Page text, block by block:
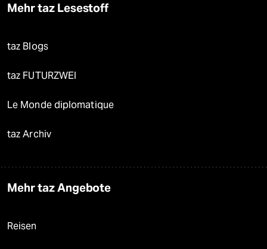
Mehr taz Lesestoff
taz Blogs
taz FUTURZWEI
Le Monde diplomatique
taz Archiv
Mehr taz Angebote
Reisen